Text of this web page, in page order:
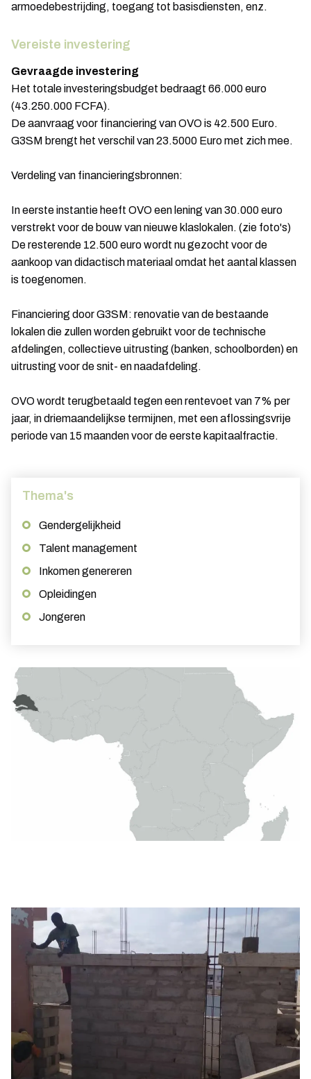
armoedebestrijding, toegang tot basisdiensten, enz.
Vereiste investering
Gevraagde investering
Het totale investeringsbudget bedraagt 66.000 euro
(43.250.000 FCFA).
De aanvraag voor financiering van OVO is 42.500 Euro.
G3SM brengt het verschil van 23.5000 Euro met zich mee.
Verdeling van financieringsbronnen:
In eerste instantie heeft OVO een lening van 30.000 euro
verstrekt voor de bouw van nieuwe klaslokalen. (zie foto's)
De resterende 12.500 euro wordt nu gezocht voor de
aankoop van didactisch materiaal omdat het aantal klassen
is toegenomen.
Financiering door G3SM: renovatie van de bestaande
lokalen die zullen worden gebruikt voor de technische
afdelingen, collectieve uitrusting (banken, schoolborden) en
uitrusting voor de snit- en naadafdeling.
OVO wordt terugbetaald tegen een rentevoet van 7% per
jaar, in driemaandelijkse termijnen, met een aflossingsvrije
periode van 15 maanden voor de eerste kapitaalfractie.
Thema's
Gendergelijkheid
Talent management
Inkomen genereren
Opleidingen
Jongeren